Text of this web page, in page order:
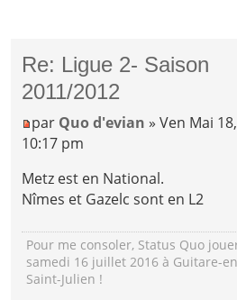
Re: Ligue 2- Saison
2011/2012
par Quo d'evian » Ven Mai
10:17 pm
Metz est en National.
Nîmes et Gazelc sont en L2
Pour me consoler, Status Quo
samedi 16 juillet 2016 à Guitare-
Saint-Julien !